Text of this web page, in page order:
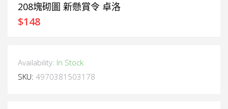
208塊砌圖 新懸賞令 卓洛
$148
Availability: In Stock
SKU: 4970381503178